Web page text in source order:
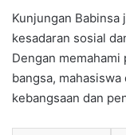
Kunjungan Babinsa
kesadaran sosial
Dengan memahami
bangsa,
kebangsaan dan